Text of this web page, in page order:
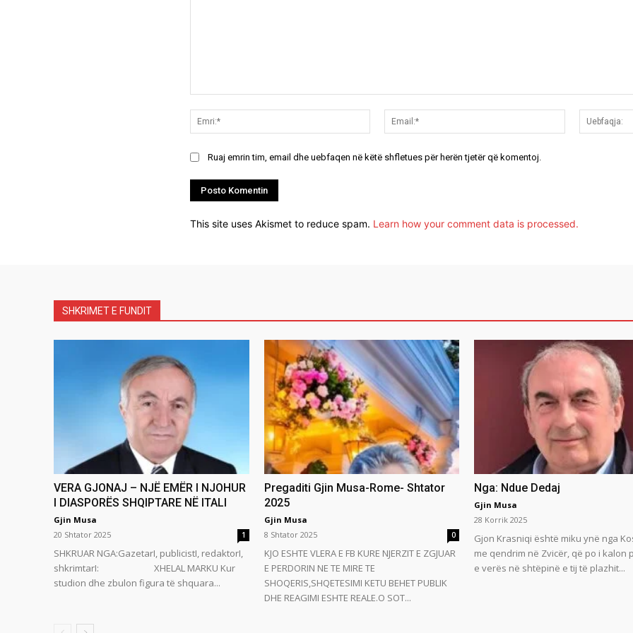
Emri:*
Email:*
Ruaj emrin tim, email dhe uebfaqen në këtë shfletues për herën tjetër që komentoj.
This site uses Akismet to reduce spam. Learn how your comment data is processed.
SHKRIMET E FUNDIT
VERA GJONAJ – NJË EMËR I NJOHUR
I DIASPORËS SHQIPTARE NË ITALI
Gjin Musa
20 Shtator 2025
1
SHKRUAR NGA:GazetarI, publicistI, redaktorI,
shkrimtarI: XHELAL MARKU Kur
studion dhe zbulon figura të shquara...
Pregaditi Gjin Musa-Rome- Shtator
2025
Gjin Musa
8 Shtator 2025
0
KJO ESHTE VLERA E FB KURE NJERZIT E ZGJUAR
E PERDORIN NE TE MIRE TE
SHOQERIS,SHQETESIMI KETU BEHET PUBLIK
DHE REAGIMI ESHTE REALE.O SOT...
Nga: Ndue Dedaj
Gjin Musa
28 Korrik 2025
Gjon Krasniqi është miku ynë nga
me qendrim në Zvicër, që po i kalon
e verës në shtëpinë e tij të plazhit...